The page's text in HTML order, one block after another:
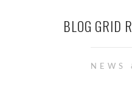
BLOG GRID
NEWS